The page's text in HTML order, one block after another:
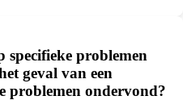
specifieke problemen
geval van een
problemen ondervond?